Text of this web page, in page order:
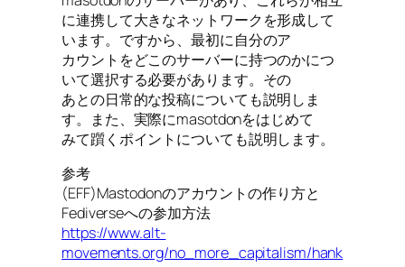
に連携して大きなネットワークを形成して
います。ですから、最初に自分のア
カウントをどこのサーバーに持つのかにつ
いて選択する必要があります。その
あとの日常的な投稿についても説明しま
す。また、実際にmasotdonをはじめて
みて躓くポイントについても説明します。
参考
(EFF)Mastodonのアカウントの作り方と
Fediverseへの参加方法
https://www.alt-
movements.org/no_more_capitalism/hank